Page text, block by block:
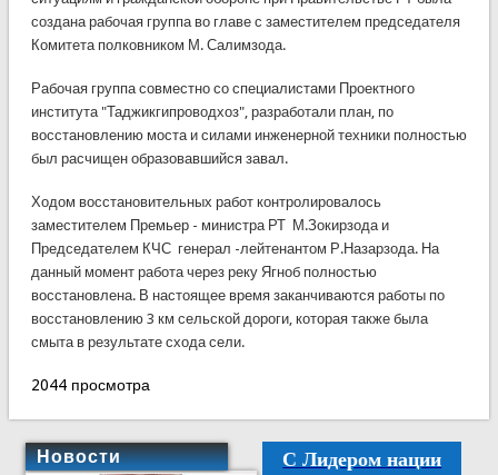
создана рабочая группа во главе с заместителем председателя
Комитета полковником М. Салимзода.
Рабочая группа совместно со специалистами Проектного
института "Таджикгипроводхоз", разработали план, по
восстановлению моста и силами инженерной техники полностью
был расчищен образовавшийся завал.
Ходом восстановительных работ контролировалось
заместителем Премьер - министра РТ М.Зокирзода и
Председателем КЧС генерал -лейтенантом Р.Назарзода. На
данный момент работа через реку Ягноб полностью
восстановлена. В настоящее время заканчиваются работы по
восстановлению 3 км сельской дороги, которая также была
смыта в результате схода сели.
2044 просмотра
Новости С Лидером нации